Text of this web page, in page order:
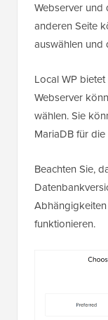
Webserver und
anderen Seite
auswählen und
Local WP
Webserver
wählen. Sie
MariaDB für
Beachten Sie,
funktionieren.